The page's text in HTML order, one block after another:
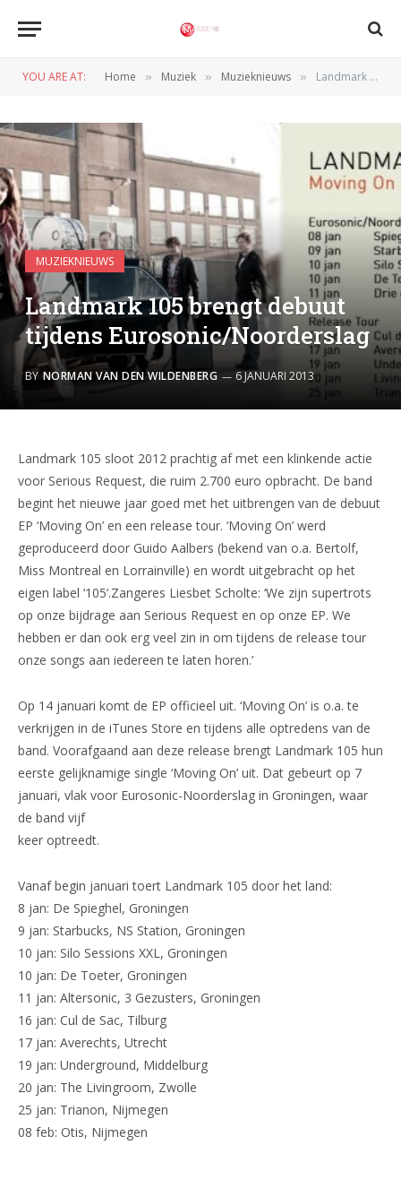
YOU ARE AT: Home » Muziek » Muzieknieuws » Landmark 105 brengt debuut tijdens Eurosonic/Noorderslag
MUZIEKNIEUWS
Landmark 105 brengt debuut
tijdens Eurosonic/Noorderslag
BY NORMAN VAN DEN WILDENBERG 6 JANUARI 2013
Landmark 105 sloot 2012 prachtig af met een klinkende actie
voor Serious Request, die ruim 2.700 euro opbracht. De band
begint het nieuwe jaar goed met het uitbrengen van de debuut
EP ‘Moving On’ en een release tour. ‘Moving On’ werd
geproduceerd door Guido Aalbers (bekend van o.a. Bertolf,
Miss Montreal en Lorrainville) en wordt uitgebracht op het
eigen label ‘105’.Zangeres Liesbet Scholte: ‘We zijn supertrots
op onze bijdrage aan Serious Request en op onze EP. We
hebben er dan ook erg veel zin in om tijdens de release tour
onze songs aan iedereen te laten horen.’
Op 14 januari komt de EP officieel uit. ‘Moving On’ is o.a. te
verkrijgen in de iTunes Store en tijdens alle optredens van de
band. Voorafgaand aan deze release brengt Landmark 105 hun
eerste gelijknamige single ‘Moving On’ uit. Dat gebeurt op 7
januari, vlak voor Eurosonic-Noorderslag in Groningen, waar
de band vijf
keer optreedt.
Vanaf begin januari toert Landmark 105 door het land:
8 jan: De Spieghel, Groningen
9 jan: Starbucks, NS Station, Groningen
10 jan: Silo Sessions XXL, Groningen
10 jan: De Toeter, Groningen
11 jan: Altersonic, 3 Gezusters, Groningen
16 jan: Cul de Sac, Tilburg
17 jan: Averechts, Utrecht
19 jan: Underground, Middelburg
20 jan: The Livingroom, Zwolle
25 jan: Trianon, Nijmegen
08 feb: Otis, Nijmegen